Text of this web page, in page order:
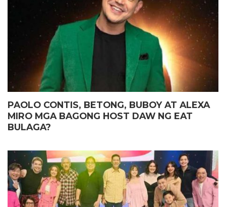
PAOLO CONTIS, BETONG, BUBOY AT ALEXA
MIRO MGA BAGONG HOST DAW NG EAT
BULAGA?